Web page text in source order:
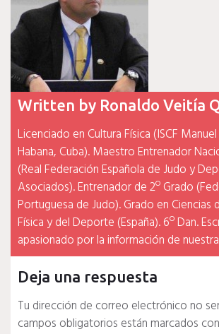
Written by Ronaldo Veitía
Licenciado en Cultura Física (ISCF
Habana, Cuba). Maestro Entrenador
(Real Federación Española de Judo y
Asociados). Entrenador de 2º Grado
Portuguesa de Judo). Grado en Ciencias
Física y del Deporte (España). 6º Dan.
apasionado por la información de
Deja una respuesta
Tu dirección de correo electrónico no
campos obligatorios están marcados con